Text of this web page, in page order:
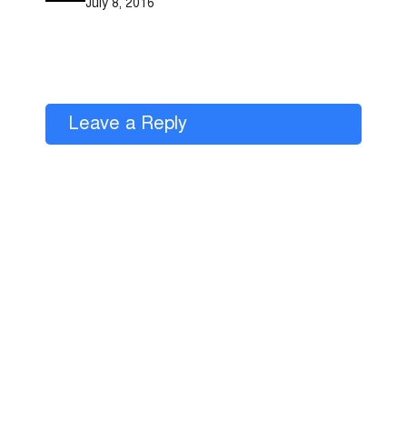
July 8, 2016
Leave a Reply